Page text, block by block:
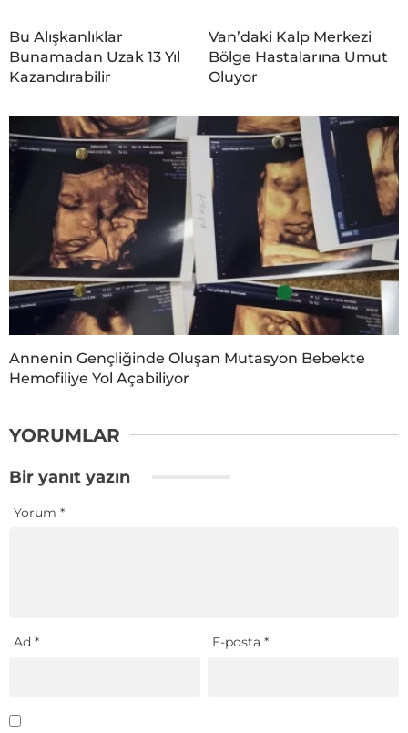
Bu Alışkanlıklar
Bunamadan Uzak 13 Yıl
Kazandırabilir
Van’daki Kalp Merkezi
Bölge Hastalarına Umut
Oluyor
Annenin Gençliğinde Oluşan Mutasyon Bebekte
Hemofiliye Yol Açabiliyor
YORUMLAR
Bir yanıt yazın
Yorum *
Ad * E-posta*